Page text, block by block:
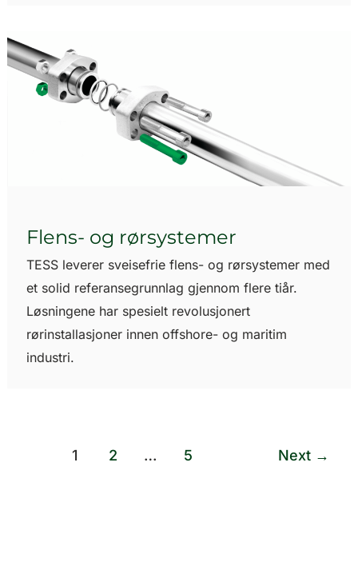
Flens- og rørsystemer
TESS leverer sveisefrie flens- og rørsystemer med
et solid referansegrunnlag gjennom flere tiår.
Løsningene har spesielt revolusjonert
rørinstallasjoner innen offshore- og maritim
industri.
1 2 … 5 Next →